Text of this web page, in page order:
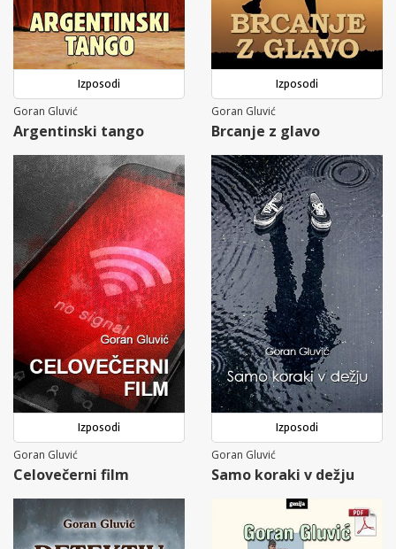
Izposodi
Goran Gluvić
Argentinski tango
Izposodi
Goran Gluvić
Brcanje z glavo
Izposodi
Goran Gluvić
Celovečerni film
Izposodi
Goran Gluvić
Samo koraki v dežju